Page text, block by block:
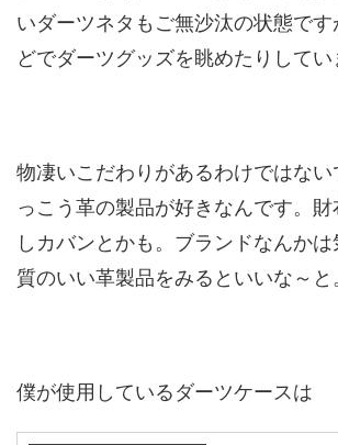
いダーツネタもご無沙汰の状態で
どでダーツグッズを眺めたりしてい
物凄いこだわりがあるわけではな
っこう革の製品が好きなんです。
しカバンとかも。ブランドなんか
質のいい革製品をみるといいな～と
僕が使用しているダーツケースは